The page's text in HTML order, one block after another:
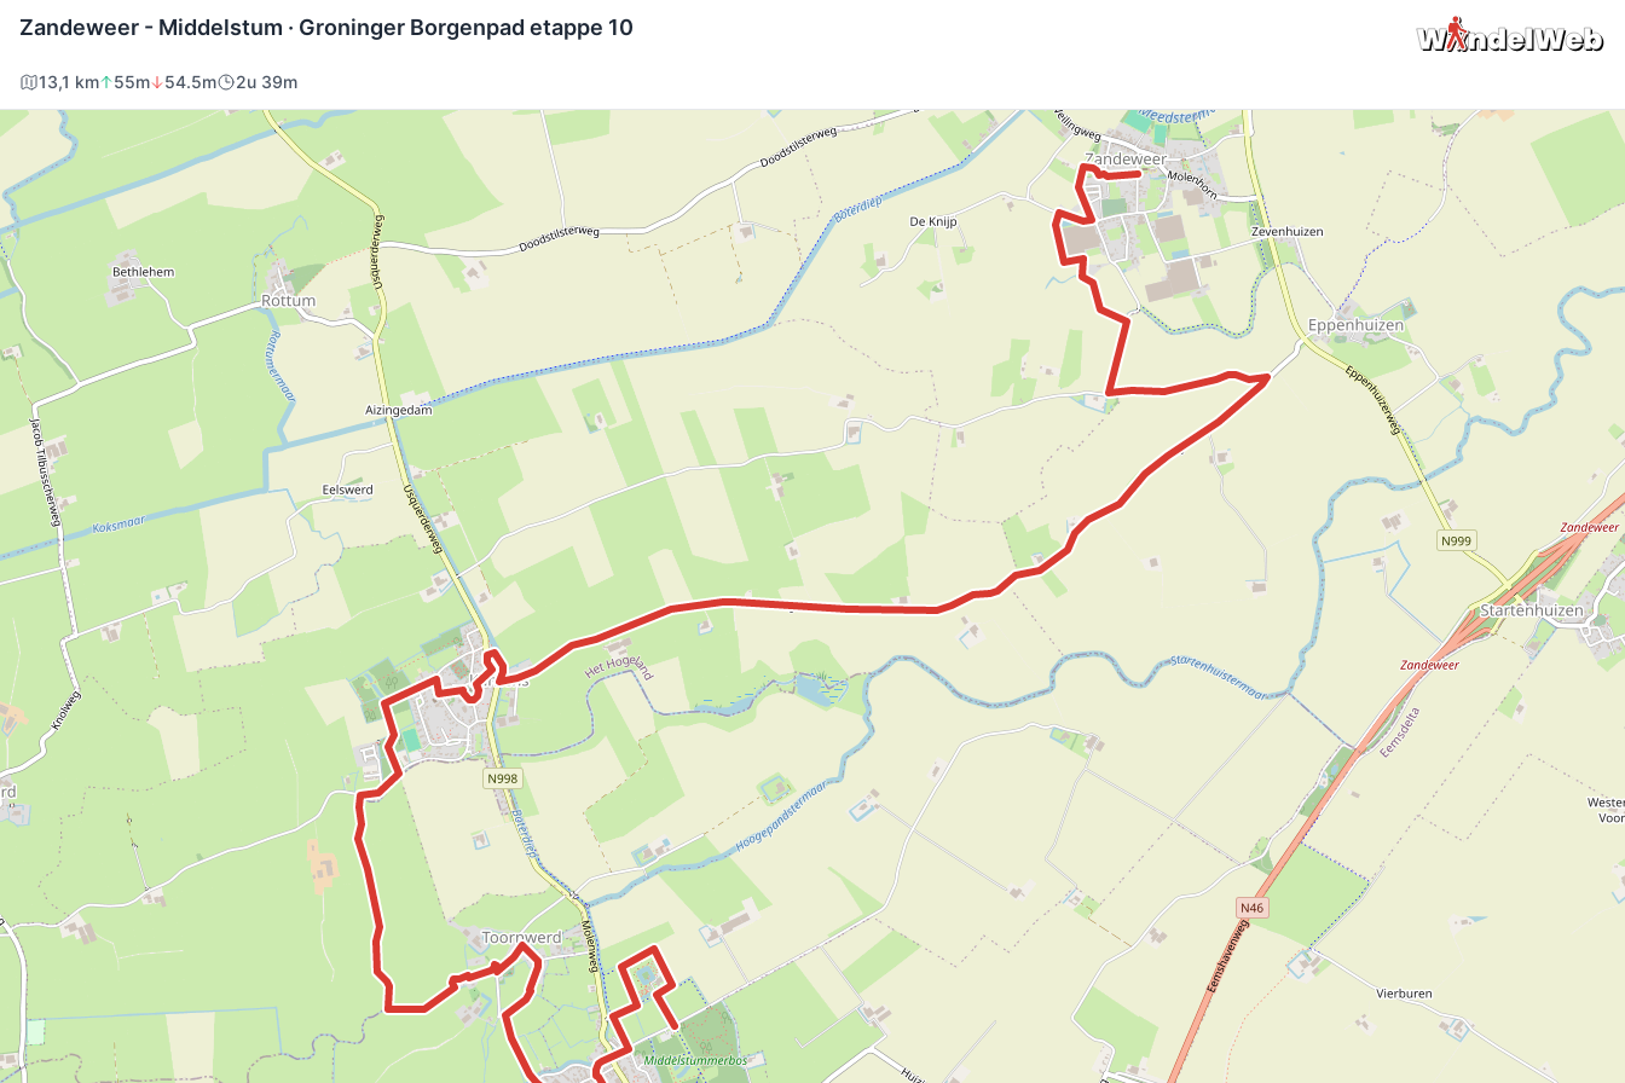
Zandeweer - Middelstum · Groninger Borgenpad etappe 10
13,1 km 55m 54.5m 2u 39m